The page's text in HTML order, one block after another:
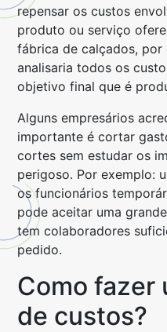
repensar os custos
produto ou serviço
fábrica de calçados, por
analisaria todos os
objetivo final que é
Alguns empresários
importante é cortar
cortes sem estudar os
perigoso. Por exemplo:
os funcionários
pode aceitar uma
tem colaboradores
pedido.
Como fazer
de custos?